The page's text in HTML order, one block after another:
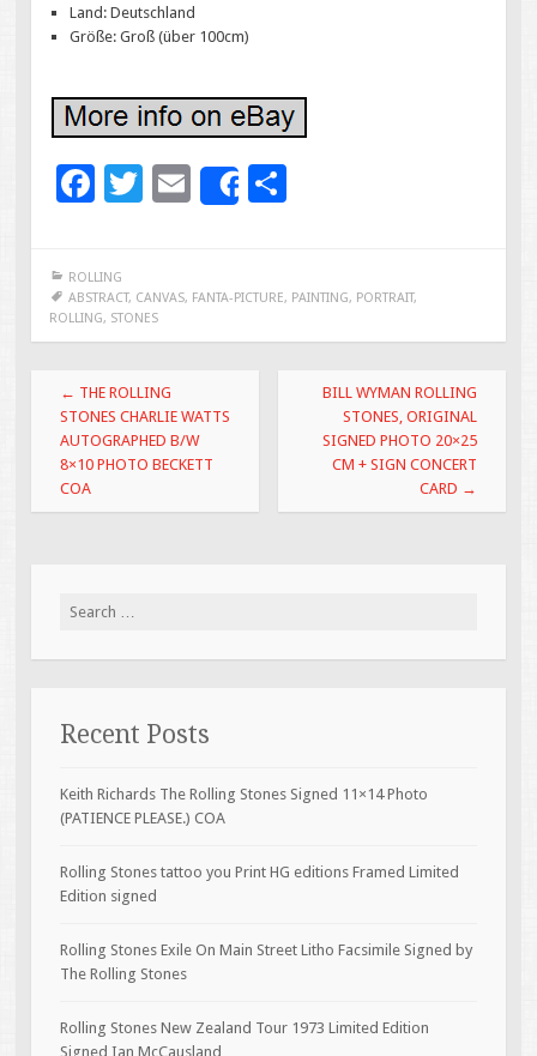
Land: Deutschland
Größe: Groß (über 100cm)
F
e
b
o
o
k
T
er
E
l
Share
e
ROLLING
ABSTRACT, CANVAS, FANTA-PICTURE, PAINTING, PORTRAIT,
ROLLING, STONES
Post navigation
← THE ROLLING
STONES CHARLIE WATTS
AUTOGRAPHED B/W
8×10 PHOTO BECKETT
COA
BILL WYMAN ROLLING
STONES, ORIGINAL
SIGNED PHOTO 20×25
CM + SIGN CONCERT
CARD →
Search for:
Recent Posts
Keith Richards The Rolling Stones Signed 11×14 Photo
(PATIENCE PLEASE.) COA
Rolling Stones tattoo you Print HG editions Framed Limited
Edition signed
Rolling Stones Exile On Main Street Litho Facsimile Signed by
The Rolling Stones
Rolling Stones New Zealand Tour 1973 Limited Edition
Signed Ian McCausland